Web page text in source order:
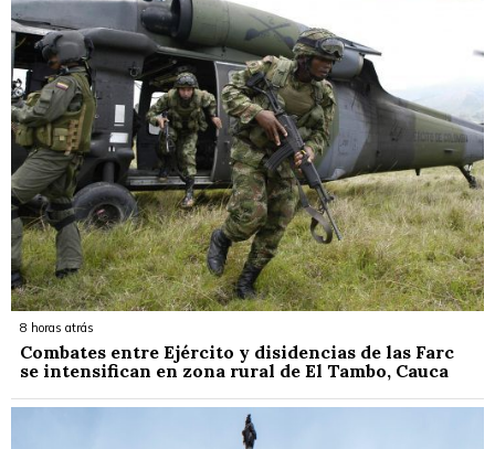
8 horas atrás
Combates entre Ejército y disidencias de las Farc
se intensifican en zona rural de El Tambo, Cauca